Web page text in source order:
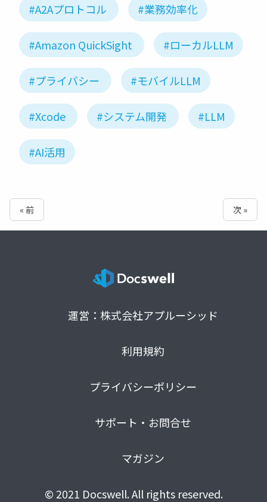
#A2Aプロトコル #業務効率化
#Amazon QuickSight #ローカルLLM
#プライバシー #モバイルLLM
#Xcode #システム開発 #LLM
#AI活用
« 前 次 »
運営：株式会社アプルーシッド
利用規約
プライバシーポリシー
サポート・お問合せ
マガジン
© 2021 Docswell. All rights reserved.